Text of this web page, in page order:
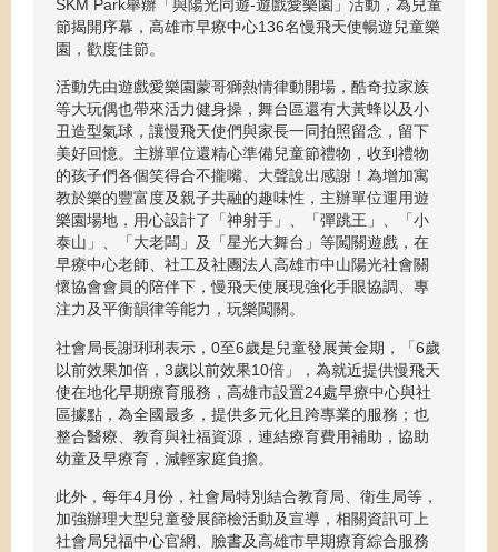
SKM Park舉辦「與陽光同遊-遊戲愛樂園」活動，為兒童
節揭開序幕，高雄市早療中心136名慢飛天使暢遊兒童樂
園，歡度佳節。
活動先由遊戲愛樂園蒙哥獅熱情律動開場，酷奇拉家族
等大玩偶也帶來活力健身操，舞台區還有大黃蜂以及小
丑造型氣球，讓慢飛天使們與家長一同拍照留念，留下
美好回憶。主辦單位還精心準備兒童節禮物，收到禮物
的孩子們各個笑得合不攏嘴、大聲說出感謝！為增加寓
教於樂的豐富度及親子共融的趣味性，主辦單位運用遊
樂園場地，用心設計了「神射手」、「彈跳王」、「小
泰山」、「大老闆」及「星光大舞台」等闖關遊戲，在
早療中心老師、社工及社團法人高雄市中山陽光社會關
懷協會會員的陪伴下，慢飛天使展現強化手眼協調、專
注力及平衡韻律等能力，玩樂闖關。
社會局長謝琍琍表示，0至6歲是兒童發展黃金期，「6歲
以前效果加倍，3歲以前效果10倍」，為就近提供慢飛天
使在地化早期療育服務，高雄市設置24處早療中心與社
區據點，為全國最多，提供多元化且跨專業的服務；也
整合醫療、教育與社福資源，連結療育費用補助，協助
幼童及早療育，減輕家庭負擔。
此外，每年4月份，社會局特別結合教育局、衛生局等，
加強辦理大型兒童發展篩檢活動及宣導，相關資訊可上
社會局兒福中心官網、臉書及高雄市早期療育綜合服務